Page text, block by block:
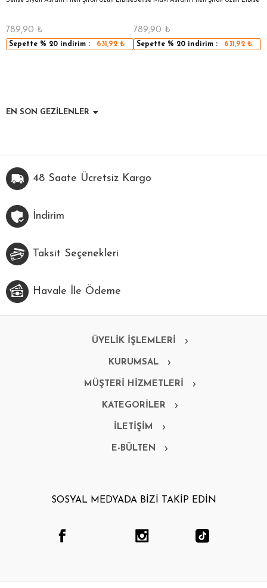
789,90 ₺
Sepette % 20 indirim : 631,92₺
789,90 ₺
Sepette % 20 indirim : 631,92₺
EN SON GEZİLENLER
48 Saate Ücretsiz Kargo
İndirim
Taksit Seçenekleri
Havale İle Ödeme
ÜYELİK İŞLEMLERİ
KURUMSAL
MÜŞTERİ HİZMETLERİ
KATEGORİLER
İLETİŞİM
E-BÜLTEN
SOSYAL MEDYADA BİZİ TAKİP EDİN